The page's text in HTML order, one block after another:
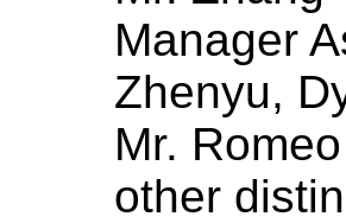
Manager
Zhenyu,
Mr.
other